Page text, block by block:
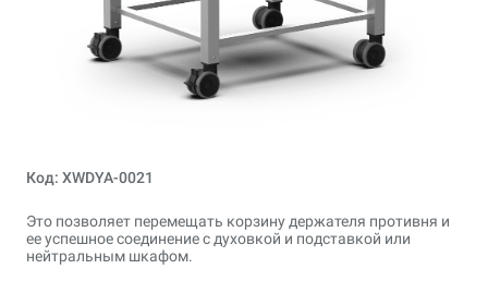
Код: XWDYA-0021
Это позволяет перемещать корзину держателя противня и
ее успешное соединение с духовкой и подставкой или
нейтральным шкафом.